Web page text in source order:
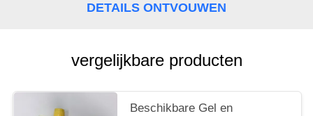
DETAILS ONTVOUWEN
vergelijkbare producten
Beschikbare Gel en